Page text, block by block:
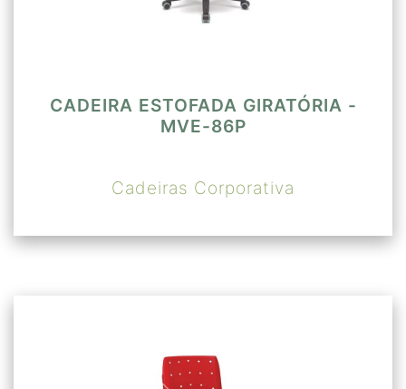
CADEIRA ESTOFADA GIRATÓRIA -
MVE-86P
Cadeiras Corporativa